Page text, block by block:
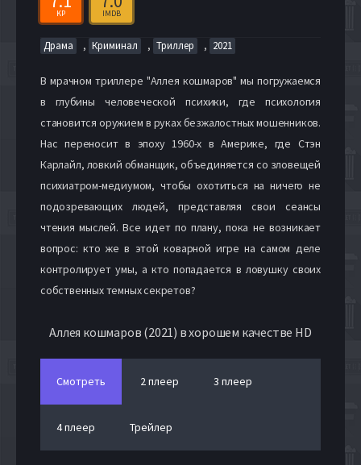
KP IMDB
Драма , Криминал , Триллер , 2021
В мрачном триллере "Аллея кошмаров" мы погружаемся
в глубины человеческой психики, где психология
становится оружием в руках безжалостных мошенников.
Нас переносит в эпоху 1960-х в Америке, где Стэн
Карлайл, ловкий обманщик, объединяется со зловещей
психиатром-медиумом, чтобы охотиться на ничего не
подозревающих людей, представляя свои сеансы
чтения мыслей. Все идет по плану, пока не возникает
вопрос: кто же в этой коварной игре на самом деле
контролирует умы, а кто попадается в ловушку своих
собственных темных секретов?
Аллея кошмаров (2021) в хорошем качестве HD
Смотреть 2 плеер 3 плеер
4 плеер Трейлер